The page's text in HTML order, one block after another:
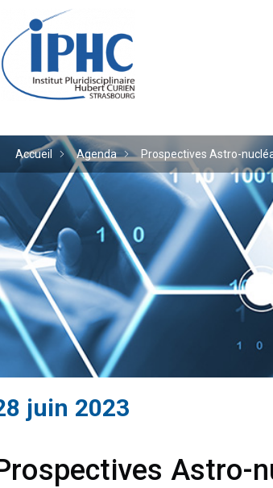
Accueil Agenda Prospectives Astro-
juin 2023
Astro-